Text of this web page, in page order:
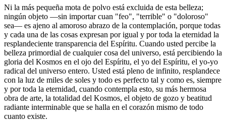
Ni la más pequeña mota de polvo está excluida de esta belleza;
ningún objeto ―sin importar cuan "feo", "terrible" o "doloroso"
sea― es ajeno al amoroso abrazo de la contemplación, porque todas
y cada una de las cosas expresan por igual y por toda la eternidad la
resplandeciente transparencia del Espíritu. Cuando usted percibe la
belleza primordial de cualquier cosa del universo, está percibiendo la
gloria del Kosmos en el ojo del Espíritu, el yo del Espíritu, el yo-yo
radical del universo entero. Usted está pleno de infinito, resplandece
con la luz de miles de soles y todo es perfecto tal y como es, siempre
y por toda la eternidad, cuando contempla esto, su más hermosa
obra de arte, la totalidad del Kosmos, el objeto de gozo y beatitud
radiante interminable que se halla en el corazón mismo de todo
cuanto existe.